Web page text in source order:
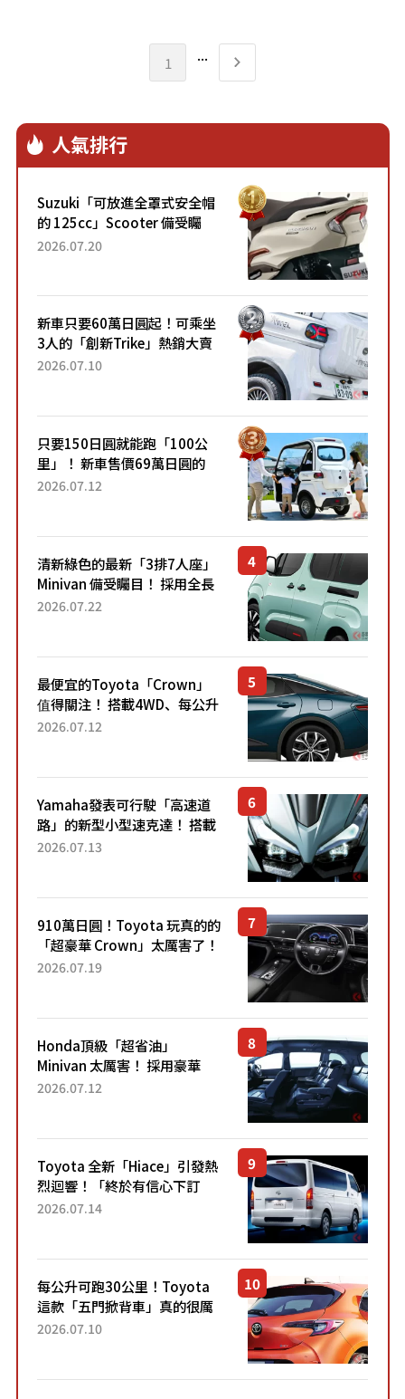
1 ...
人氣排行
Suzuki「可放進全罩式安全帽
的 125cc」Scooter 備受矚
目！採用全新流線設計與各項
2026.07.20
新車只要60萬日圓起！可乘坐
3人的「創新Trike」熱銷大賣
成為人氣車款！「養車成本真
2026.07.10
只要150日圓就能跑「100公
里」！ 新車售價69萬日圓的
「3人座」Trike大受歡迎！ 順
2026.07.12
清新綠色的最新「3排7人座」
Minivan 備受矚目！ 採用全長
4.7公尺剛剛好的車身尺寸與
2026.07.22
最便宜的Toyota「Crown」
值得關注！ 搭載4WD、每公升
22.4公里低油耗表現超亮眼！
2026.07.12
Yamaha發表可行駛「高速道
路」的新型小型速克達！ 搭載
能享受超強勁「渦輪感」的動
2026.07.13
910萬日圓！Toyota 玩真的的
「超豪華 Crown」太厲害了！
採用由「匠人技藝」打造的
2026.07.19
Honda頂級「超省油」
Minivan 太厲害！ 採用豪華
「真皮座椅」與專屬「黑色內
「三...
2026.07.12
Toyota 全新「Hiace」引發熱
烈迴響！「終於有信心下訂
了！」「哪個等級交車最
車？...
2026.07.14
每公升可跑30公里！Toyota
這款「五門掀背車」真的很厲
害！ 擁有全長4.3公尺的「剛剛
2026.07.10